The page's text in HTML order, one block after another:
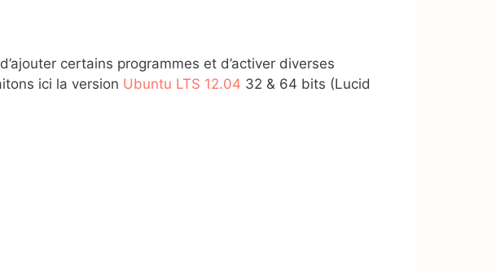
certains programmes et d’activer diverses
ici la version Ubuntu LTS 12.04 32 & 64 bits (Lucid